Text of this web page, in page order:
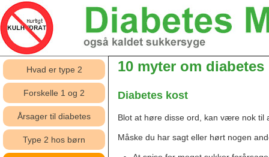
Hvad er type 2
Forskelle 1 og 2
Årsager til diabetes
Type 2 hos børn
10 myter om diabetes
Diabetes kost
Blot at høre disse ord, kan være nok
Måske du har sagt eller hørt nogen